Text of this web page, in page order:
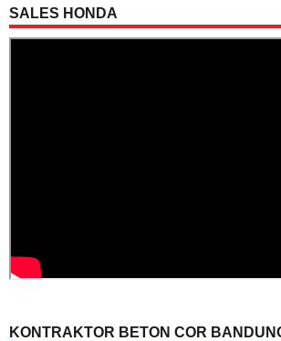
SALES HONDA
KONTRAKTOR BETON COR